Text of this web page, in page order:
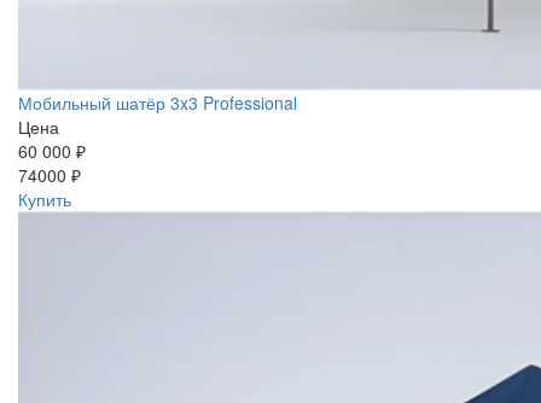
Мобильный шатёр 3x3 Professional
Цена
60 000 ₽
74000 ₽
Купить